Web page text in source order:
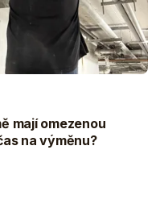
mají omezenou
na výměnu?